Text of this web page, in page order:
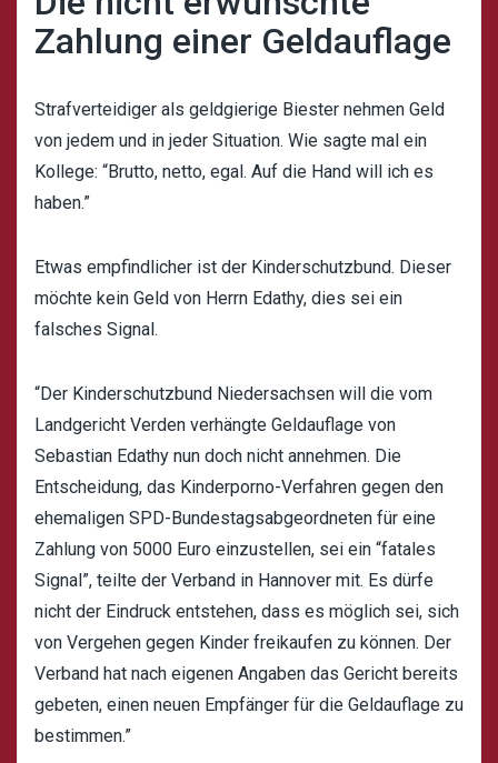
Zahlung einer Geldauflage
Strafverteidiger als geldgierige Biester nehmen Geld
von jedem und in jeder Situation. Wie sagte mal ein
Kollege: “Brutto, netto, egal. Auf die Hand will ich es
haben.”
Etwas empfindlicher ist der Kinderschutzbund. Dieser
möchte kein Geld von Herrn Edathy, dies sei ein
falsches Signal.
“Der Kinderschutzbund Niedersachsen will die vom
Landgericht Verden verhängte Geldauflage von
Sebastian Edathy nun doch nicht annehmen. Die
Entscheidung, das Kinderporno-Verfahren gegen den
ehemaligen SPD-Bundestagsabgeordneten für eine
Zahlung von 5000 Euro einzustellen, sei ein “fatales
Signal”, teilte der Verband in Hannover mit. Es dürfe
nicht der Eindruck entstehen, dass es möglich sei, sich
von Vergehen gegen Kinder freikaufen zu können. Der
Verband hat nach eigenen Angaben das Gericht bereits
gebeten, einen neuen Empfänger für die Geldauflage zu
bestimmen.”